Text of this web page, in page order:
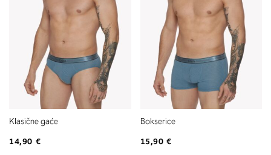
Klasične gaće
14,90 €
Bokserice
15,90 €